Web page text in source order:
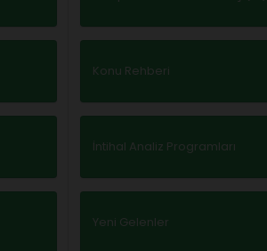
Konu Rehberi
İntihal Analiz Programları
Yeni Gelenler